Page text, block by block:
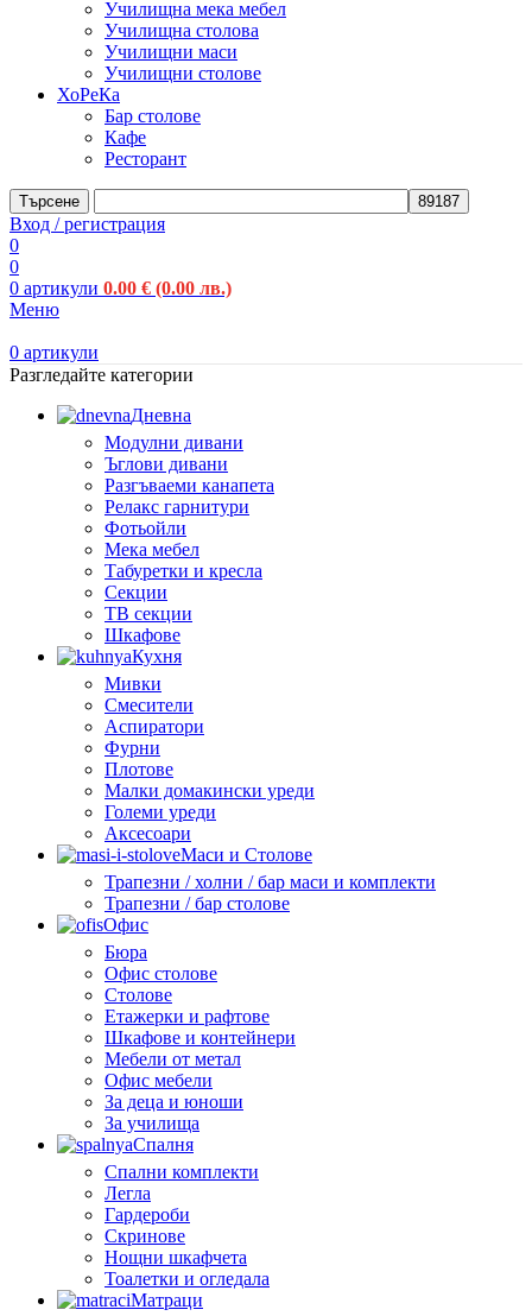
Училищна мека мебел
Училищна столова
Училищни маси
Училищни столове
ХоРеКа
Бар столове
Кафе
Ресторант
Търсене
Вход / регистрация
0
0
0 артикули 0.00 € (0.00 лв.)
Меню
0 артикули
Разгледайте категории
Дневна
Модулни дивани
Ъглови дивани
Разгъваеми канапета
Релакс гарнитури
Фотьойли
Мека мебел
Табуретки и кресла
Секции
ТВ секции
Шкафове
Кухня
Мивки
Смесители
Аспиратори
Фурни
Плотове
Малки домакински уреди
Големи уреди
Аксесоари
Маси и Столове
Трапезни / холни / бар маси и комплекти
Трапезни / бар столове
Офис
Бюра
Офис столове
Столове
Етажерки и рафтове
Шкафове и контейнери
Мебели от метал
Офис мебели
За деца и юноши
За училища
Спалня
Спални комплекти
Легла
Гардероби
Скринове
Нощни шкафчета
Тоалетки и огледала
Матраци